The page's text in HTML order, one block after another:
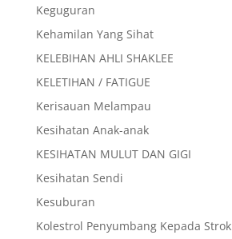
Keguguran
Kehamilan Yang Sihat
KELEBIHAN AHLI SHAKLEE
KELETIHAN / FATIGUE
Kerisauan Melampau
Kesihatan Anak-anak
KESIHATAN MULUT DAN GIGI
Kesihatan Sendi
Kesuburan
Kolestrol Penyumbang Kepada Strok